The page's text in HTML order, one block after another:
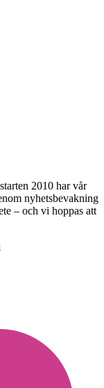
2010 har vår
nyhetsbevakning
– och vi hoppas att